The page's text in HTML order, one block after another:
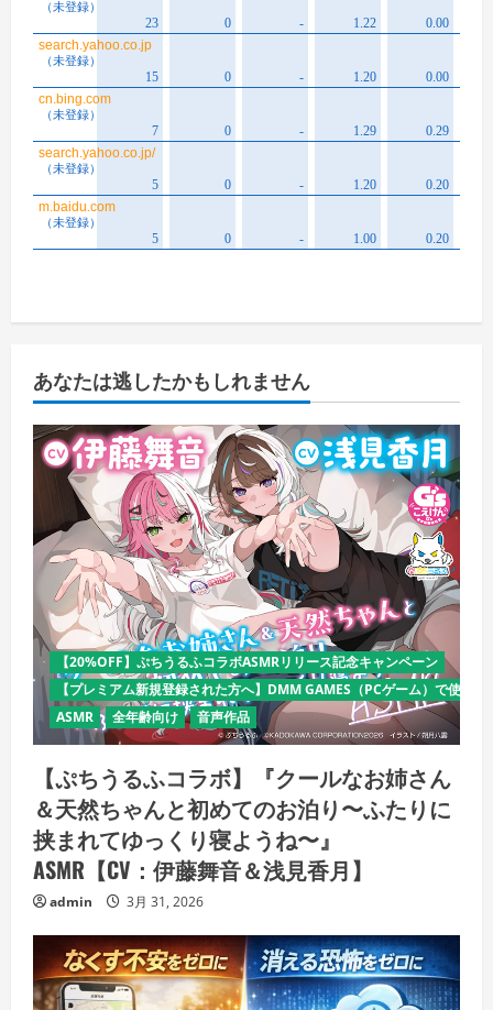
あなたは逃したかもしれません
【20%OFF】ぷちうるふコラボASMRリリース記念キャンペーン
【プレミアム新規登録された方へ】DMM GAMES（PCゲーム）で使え
ASMR
全年齢向け 音声作品
【ぷちうるふコラボ】『クールなお姉さん
＆天然ちゃんと初めてのお泊り〜ふたりに
挟まれてゆっくり寝ようね〜』
ASMR【CV：伊藤舞音＆浅見香月】
admin 3月 31, 2026